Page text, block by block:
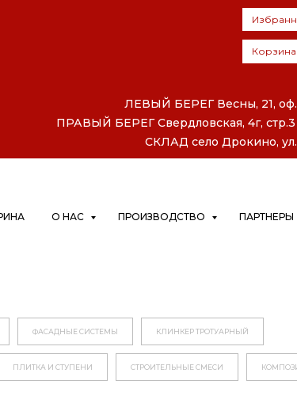
Корзина
Корзина
ЛЕВЫЙ БЕРЕГ Весны, 21,
ПРАВЫЙ БЕРЕГ Свердловская, 4г, стр.3
СКЛАД село Дрокино,
О НАС ПРОИЗВОДСТВО ПАРТНЕРЫ
ФАСАДНЫЕ СИСТЕМЫ КЛИНКЕР ТРОТУАРНЫЙ
ПЛИТКА И СТУПЕНИ СТРОИТЕЛЬНЫЕ СМЕСИ